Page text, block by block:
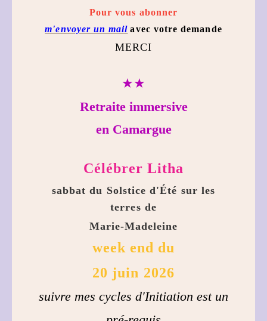
Pour vous abonner
m'envoyer un mail avec votre demande
MERCI
★★
Retraite immersive
en Camargue
Célébrer Litha
sabbat du Solstice d'Été sur les
terres de
Marie-Madeleine
week end du
20 juin 2026
suivre mes cycles d'Initiation est un